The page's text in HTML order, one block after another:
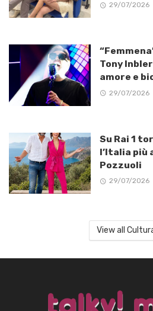
29/07/2026
Tony
amore e
29/07/2026
Su Rai 1
l’Italia
Pozzuoli
29/07/2026
View all